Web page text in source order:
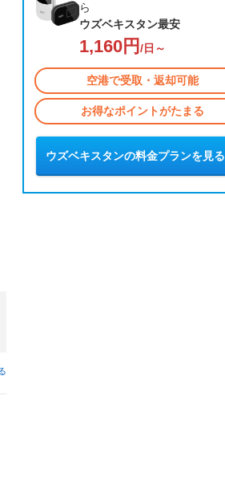
ら
ウズベキスタン最安
1,160円 /日～
空港で受取・返却可能
お得なポイントがたまる
ウズベキスタンの料金プランを見る